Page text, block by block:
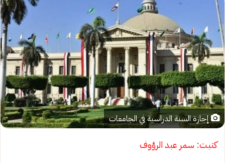
إجازة السنة الدراسية في الجامعات
كتبت: سمر عبد الرؤوف